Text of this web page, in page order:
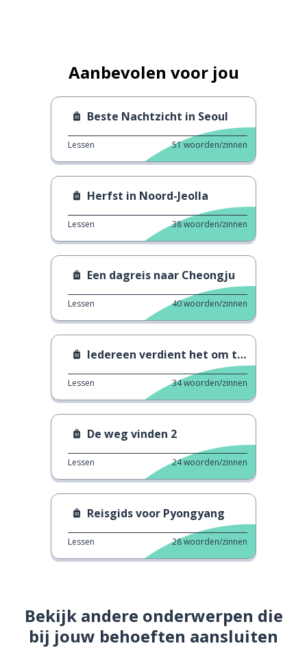
Aanbevolen voor jou
Beste Nachtzicht in Seoul
Lessen 51woorden/zinnen
Herfst in Noord-Jeolla
Lessen 38woorden/zinnen
Een dagreis naar Cheongju
Lessen 40woorden/zinnen
Iedereen verdient het om te reizen
Lessen 34woorden/zinnen
De weg vinden 2
Lessen 24woorden/zinnen
Reisgids voor Pyongyang
Lessen 28woorden/zinnen
Bekijk andere onderwerpen die
bij jouw behoeften aansluiten